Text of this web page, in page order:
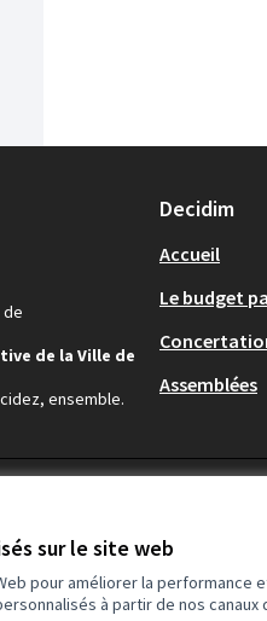
sur le site web
pour améliorer la
à partir de nos canaux
de la Ville de
ensemble.
Decidim
Accueil
Le budget
Assemblées